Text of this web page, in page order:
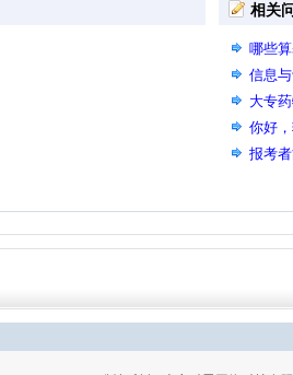
相关
哪些
信息
大专
你好
报考